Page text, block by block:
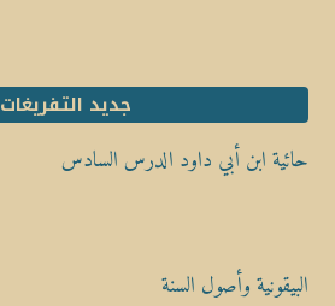
جديد التفريغات
حائية ابن أبي داود الدرس السادس
البيقونية وأصول السنة